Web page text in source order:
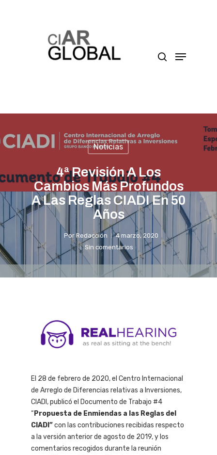
Presione enter para buscar o ESC para cerrar
Noticias
4ª Revisión A Los
Cambios Más Profundos
A Las Reglas CIADI En 50
Años
Por Redacción
4 marzo, 2020
Sin comentarios
El 28 de febrero de 2020, el Centro Internacional
de Arreglo de Diferencias relativas a Inversiones,
CIADI, publicó el Documento de Trabajo #4
“ Propuesta de Enmiendas a las Reglas del
CIADI”con las contribuciones recibidas respecto
a la versión anterior de agosto de 2019, y los
comentarios recogidos durante la reunión